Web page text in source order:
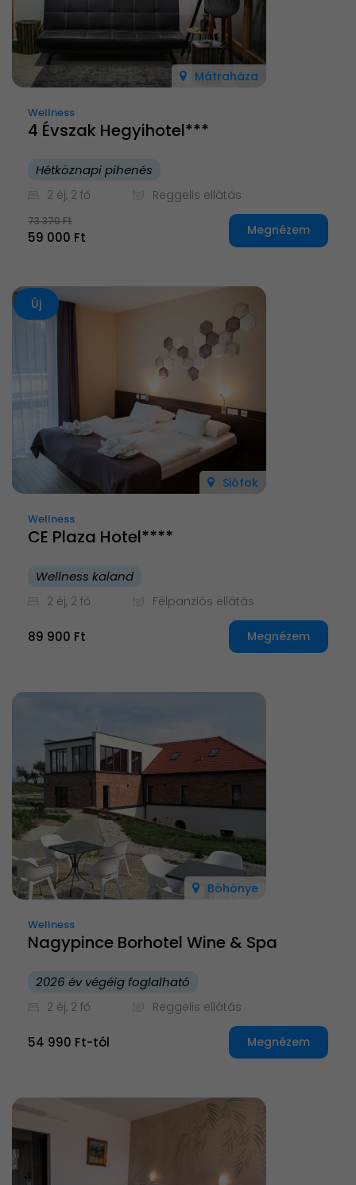
Mátraháza
Wellness
4 Évszak Hegyihotel***
Hétköznapi pihenés
2 éj, 2 fő Reggelis ellátás
73 370 Ft
59 000 Ft Megnézem
Új
Siófok
Wellness
CE Plaza Hotel****
Wellness kaland
2 éj, 2 fő Félpanziós ellátás
89 900 Ft Megnézem
Böhönye
Wellness
Nagypince Borhotel Wine & Spa
2026 év végéig foglalható
2 éj, 2 fő Reggelis ellátás
54 990 Ft-tól Megnézem